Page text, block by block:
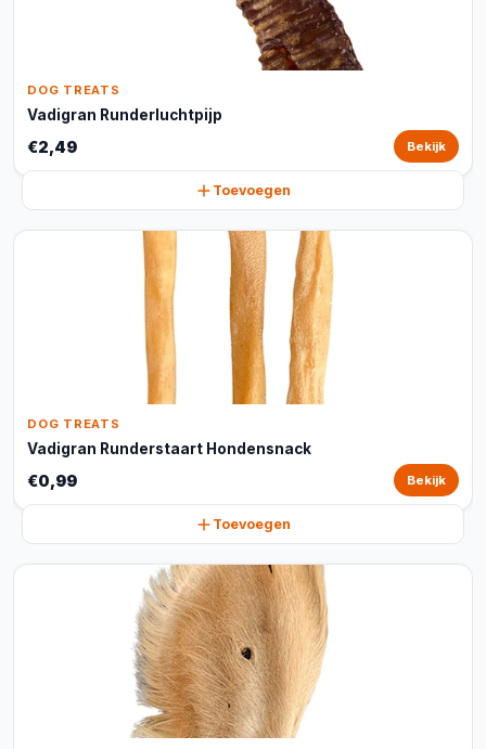
DOG TREATS
Vadigran Runderluchtpijp
€2,49 Bekijk
Toevoegen
DOG TREATS
Vadigran Runderstaart Hondensnack
€0,99 Bekijk
Toevoegen